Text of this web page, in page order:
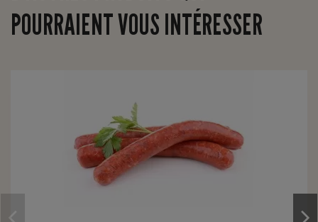
POURRAIENT VOUS INTÉRESSER